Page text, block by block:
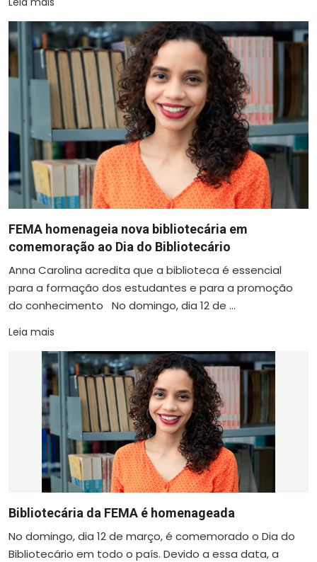
FEMA homenageia nova bibliotecária em
comemoração ao Dia do Bibliotecário
Anna Carolina acredita que a biblioteca é essencial
para a formação dos estudantes e para a promoção
do conhecimento No domingo, dia 12 de ...
Leia mais
Bibliotecária da FEMA é homenageada
No domingo, dia 12 de março, é comemorado o Dia do
Bibliotecário em todo o país. Devido a essa data, a